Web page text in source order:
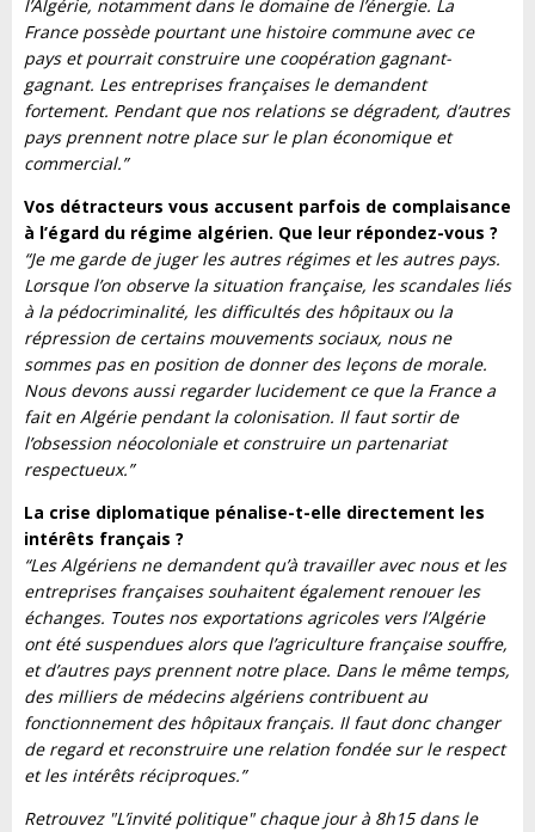
l’Algérie, notamment dans le domaine de l’énergie. La
France possède pourtant une histoire commune avec ce
pays et pourrait construire une coopération gagnant-
gagnant. Les entreprises françaises le demandent
fortement. Pendant que nos relations se dégradent, d’autres
pays prennent notre place sur le plan économique et
commercial.”
Vos détracteurs vous accusent parfois de complaisance
à l’égard du régime algérien. Que leur répondez-vous ?
“Je me garde de juger les autres régimes et les autres pays.
Lorsque l’on observe la situation française, les scandales liés
à la pédocriminalité, les difficultés des hôpitaux ou la
répression de certains mouvements sociaux, nous ne
sommes pas en position de donner des leçons de morale.
Nous devons aussi regarder lucidement ce que la France a
fait en Algérie pendant la colonisation. Il faut sortir de
l’obsession néocoloniale et construire un partenariat
respectueux.”
La crise diplomatique pénalise-t-elle directement les
intérêts français ?
“Les Algériens ne demandent qu’à travailler avec nous et les
entreprises françaises souhaitent également renouer les
échanges. Toutes nos exportations agricoles vers l’Algérie
ont été suspendues alors que l’agriculture française souffre,
et d’autres pays prennent notre place. Dans le même temps,
des milliers de médecins algériens contribuent au
fonctionnement des hôpitaux français. Il faut donc changer
de regard et reconstruire une relation fondée sur le respect
et les intérêts réciproques.”
Retrouvez "L’invité politique" chaque jour à 8h15 dans le